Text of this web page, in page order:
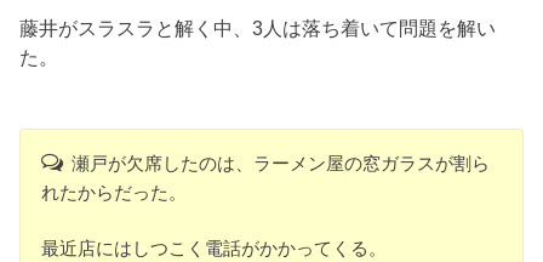
藤井がスラスラと解く中、3人は落ち着いて問題を解い
た。
瀬戸が欠席したのは、ラーメン屋の窓ガラスが割ら
れたからだった。
最近店にはしつこく電話がかかってくる。